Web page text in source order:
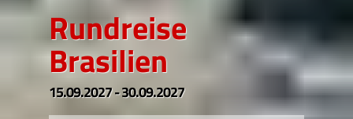
Rundreise
Brasilien
15.09.2027 - 30.09.2027